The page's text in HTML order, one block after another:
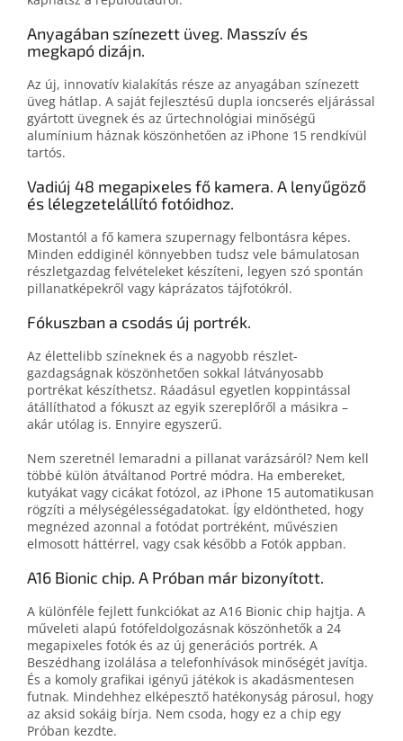
Anyagában színezett üveg. Masszív és
megkapó dizájn.
Az új, innovatív kialakítás része az anyagában színezett
üveg hátlap. A saját fejlesztésű dupla ioncserés eljárással
gyártott üvegnek és az űrtechnológiai minőségű
alumínium háznak köszönhetően az iPhone 15 rendkívül
tartós.
Vadiúj 48 megapixeles fő kamera. A lenyűgöző
és lélegzetelállító fotóidhoz.
Mostantól a fő kamera szupernagy felbontásra képes.
Minden eddiginél könnyebben tudsz vele bámulatosan
részletgazdag felvételeket készíteni, legyen szó spontán
pillanatképekről vagy káprázatos tájfotókról.
Fókuszban a csodás új portrék.
Az élettelibb színeknek és a nagyobb részlet­
gazdagságnak köszönhetően sokkal látványosabb
portrékat készíthetsz. Ráadásul egyetlen koppintással
átállíthatod a fókuszt az egyik szereplőről a másikra –
akár utólag is. Ennyire egyszerű.
Nem szeretnél lemaradni a pillanat varázsáról? Nem kell
többé külön átváltanod Portré módra. Ha embereket,
kutyákat vagy cicákat fotózol, az iPhone 15 automatikusan
rögzíti a mélységélességadatokat. Így eldöntheted, hogy
megnézed azonnal a fotódat portréként, művészien
elmosott háttérrel, vagy csak később a Fotók appban.
A16 Bionic chip. A Próban már bizonyított.
A különféle fejlett funkciókat az A16 Bionic chip hajtja. A
műveleti alapú fotófeldolgozásnak köszönhetők a 24
megapixeles fotók és az új generációs portrék. A
Beszédhang izolálása a telefonhívások minőségét javítja.
És a komoly grafikai igényű játékok is akadásmentesen
futnak. Mindehhez elképesztő hatékonyság párosul, hogy
az aksid sokáig bírja. Nem csoda, hogy ez a chip egy
Próban kezdte.